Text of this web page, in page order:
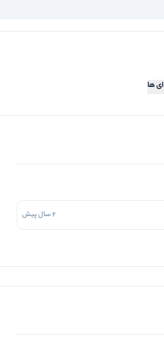
ها
2 سال پیش